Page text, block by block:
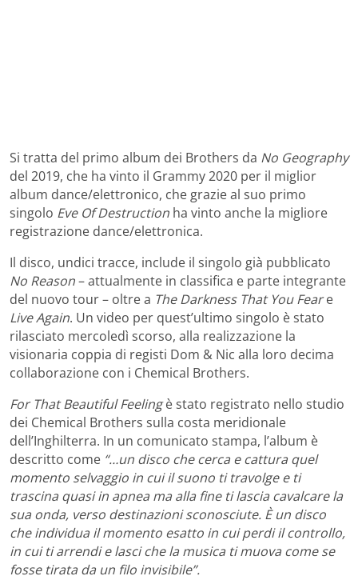
Si tratta del primo album dei Brothers da No Geography
del 2019, che ha vinto il Grammy 2020 per il miglior
album dance/elettronico, che grazie al suo primo
singolo Eve Of Destruction ha vinto anche la migliore
registrazione dance/elettronica.
Il disco, undici tracce, include il singolo già pubblicato
No Reason– attualmente in classifica e parte integrante
del nuovo tour – oltre a The Darkness That You Feare
Live Again. Un video per quest’ultimo singolo è stato
rilasciato mercoledì scorso, alla realizzazione la
visionaria coppia di registi Dom & Nic alla loro decima
collaborazione con i Chemical Brothers.
For That Beautiful Feelingè stato registrato nello studio
dei Chemical Brothers sulla costa meridionale
dell’Inghilterra. In un comunicato stampa, l’album è
descritto come “…un disco che cerca e cattura quel
momento selvaggio in cui il suono ti travolge e ti
trascina quasi in apnea ma alla fine ti lascia cavalcare la
sua onda, verso destinazioni sconosciute. È un disco
che individua il momento esatto in cui perdi il controllo,
in cui ti arrendi e lasci che la musica ti muova come se
fosse tirata da un filo invisibile”.